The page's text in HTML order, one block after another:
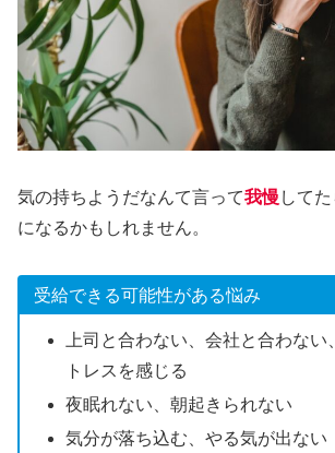
気の持ちようだなんて言って我慢 して
になるかもしれません。
受給できる可能性がある悩み
上司と合わない、会社と合わない
トレスを感じる
夜眠れない、朝起きられない
気分が落ち込む、やる気が出ない